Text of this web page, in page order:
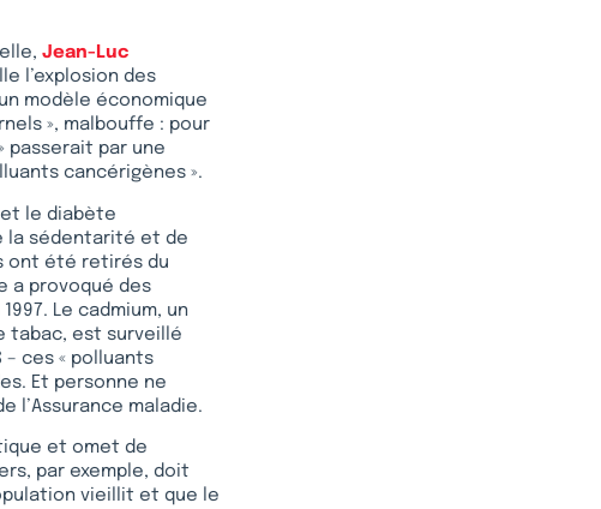
Jean-Luc
l’explosion des
modèle économique
», malbouffe : pour
passerait par une
cancérigènes ».
et le diabète
la sédentarité et de
ont été retirés du
a provoqué des
Le cadmium, un
tabac, est surveillé
– ces « polluants
Et personne ne
l’Assurance maladie.
et omet de
par exemple, doit
vieillit et que le